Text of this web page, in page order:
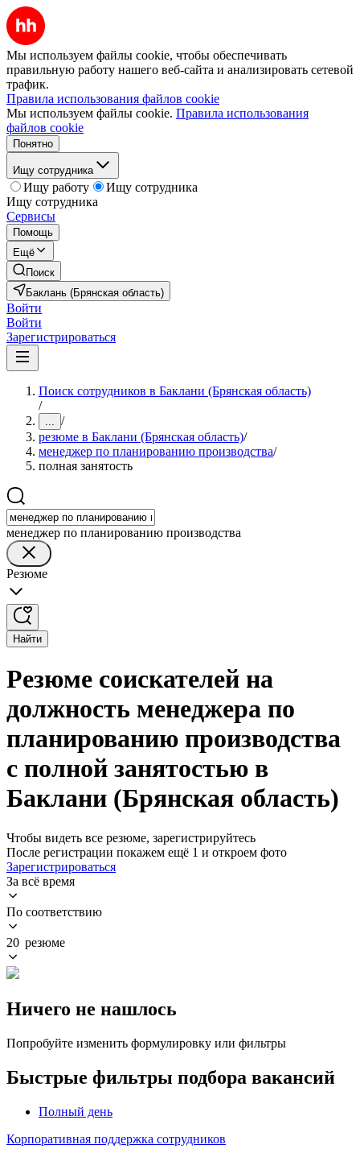
Мы используем файлы cookie, чтобы обеспечивать
правильную работу нашего веб-сайта и анализировать сетевой
трафик.
Правила использования файлов cookie
Мы используем файлы cookie. Правила использования
файлов cookie
Понятно
Ищу сотрудника
Ищу работу
Ищу сотрудника
Ищу сотрудника
Сервисы
Помощь
Ещё
Поиск
Баклань (Брянская область)
Войти
Войти
Зарегистрироваться
Поиск сотрудников в Баклани (Брянская область)
/
... /
резюме в Баклани (Брянская область)/
менеджер по планированию производства/
полная занятость
менеджер по планированию производства
Резюме
Найти
Резюме соискателей на
должность менеджера по
планированию производства
с полной занятостью в
Баклани (Брянская область)
Чтобы видеть все резюме, зарегистрируйтесь
После регистрации покажем ещё 1 и откроем фото
Зарегистрироваться
За всё время
По соответствию
20 резюме
Ничего не нашлось
Попробуйте изменить формулировку или фильтры
Быстрые фильтры подбора вакансий
Полный день
Корпоративная поддержка сотрудников